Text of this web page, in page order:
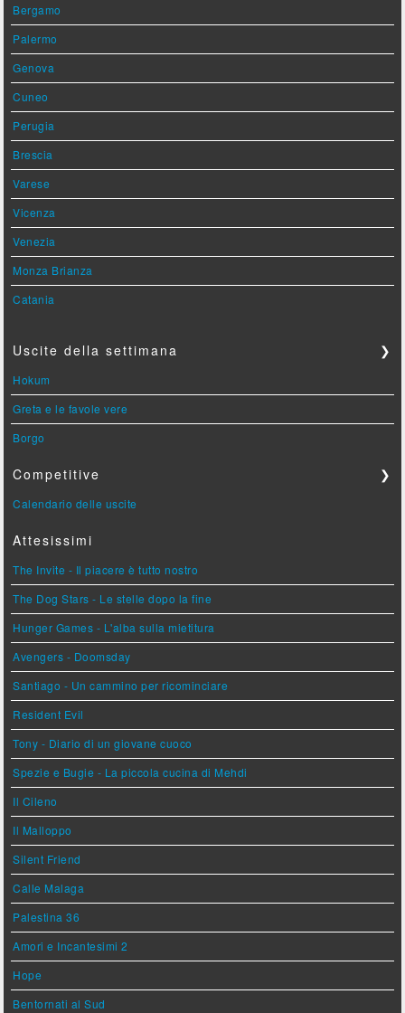
Bergamo
Palermo
Genova
Cuneo
Perugia
Brescia
Varese
Vicenza
Venezia
Monza Brianza
Catania
Uscite della settimana ❯
Hokum
Greta e le favole vere
Borgo
Competitive ❯
Calendario delle uscite
Attesissimi
The Invite - Il piacere è tutto nostro
The Dog Stars - Le stelle dopo la fine
Hunger Games - L'alba sulla mietitura
Avengers - Doomsday
Santiago - Un cammino per ricominciare
Resident Evil
Tony - Diario di un giovane cuoco
Spezie e Bugie - La piccola cucina di Mehdi
Il Cileno
Il Malloppo
Silent Friend
Calle Malaga
Palestina 36
Amori e Incantesimi 2
Hope
Bentornati al Sud